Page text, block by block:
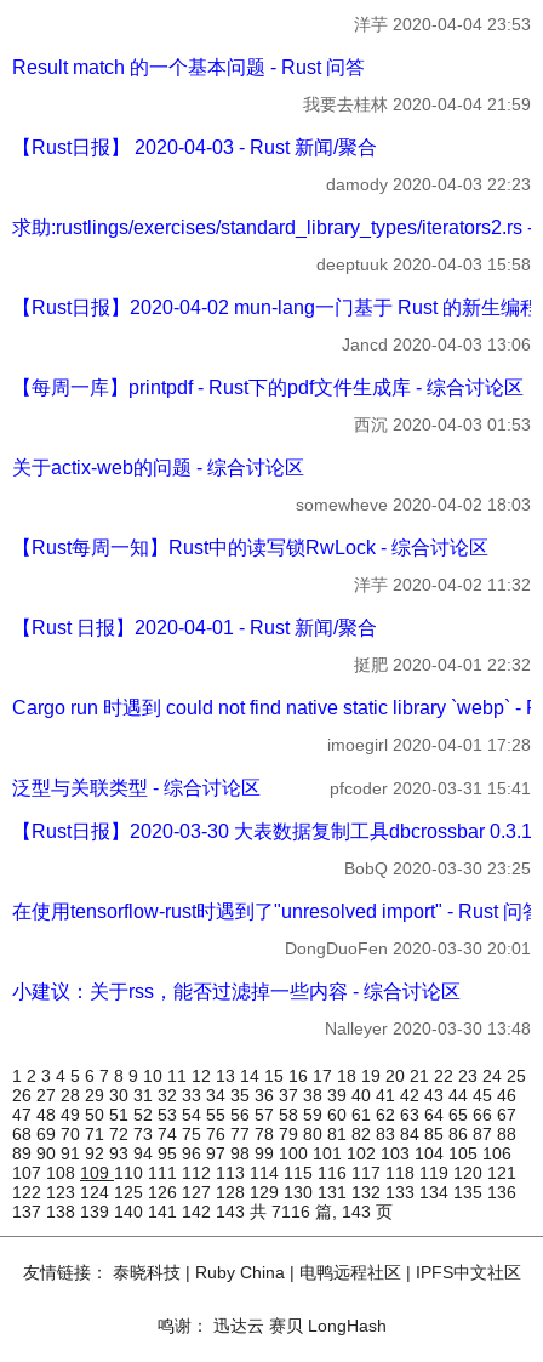
洋芋 2020-04-04 23:53
Result match 的一个基本问题 - Rust 问答
我要去桂林 2020-04-04 21:59
【Rust日报】 2020-04-03 - Rust 新闻/聚合
damody 2020-04-03 22:23
求助:rustlings/exercises/standard_library_types/iterators2.rs -
deeptuuk 2020-04-03 15:58
【Rust日报】2020-04-02 mun-lang一门基于 Rust 的新生编
Jancd 2020-04-03 13:06
【每周一库】printpdf - Rust下的pdf文件生成库 - 综合讨论区
西沉 2020-04-03 01:53
关于actix-web的问题 - 综合讨论区
somewheve 2020-04-02 18:03
【Rust每周一知】Rust中的读写锁RwLock - 综合讨论区
洋芋 2020-04-02 11:32
【Rust 日报】2020-04-01 - Rust 新闻/聚合
挺肥 2020-04-01 22:32
Cargo run 时遇到 could not find native static library `webp` -
imoegirl 2020-04-01 17:28
泛型与关联类型 - 综合讨论区 pfcoder 2020-03-31 15:41
【Rust日报】2020-03-30 大表数据复制工具dbcrossbar
BobQ 2020-03-30 23:25
在使用tensorflow-rust时遇到了"unresolved import" - Rust 问答
DongDuoFen 2020-03-30 20:01
小建议：关于rss，能否过滤掉一些内容 - 综合讨论区
Nalleyer 2020-03-30 13:48
1 2 3 4 5 6 7 8 9 10 11 12 13 14 15 16 17 18 19 20 21 22 23 24 25
26 27 28 29 30 31 32 33 34 35 36 37 38 39 40 41 42 43 44 45 46
47 48 49 50 51 52 53 54 55 56 57 58 59 60 61 62 63 64 65 66 67
68 69 70 71 72 73 74 75 76 77 78 79 80 81 82 83 84 85 86 87 88
89 90 91 92 93 94 95 96 97 98 99 100 101 102 103 104 105 106
107 108 109 110 111 112 113 114 115 116 117 118 119 120 121
122 123 124 125 126 127 128 129 130 131 132 133 134 135 136
137 138 139 140 141 142 143 共 7116 篇, 143 页
友情链接： 泰晓科技| Ruby China | 电鸭远程社区| IPFS中文社区
鸣谢： 迅达云 赛贝 LongHash